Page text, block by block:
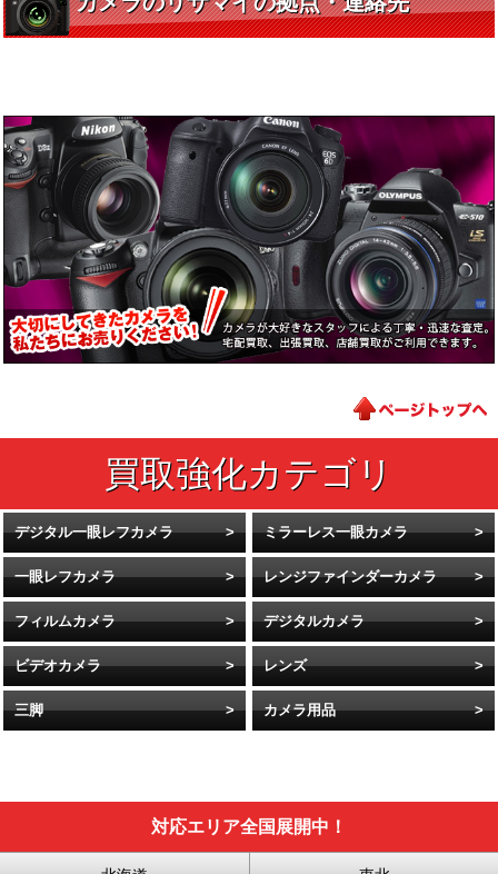
デジタル一眼レフカメラ ミラーレス一眼カメラ
一眼レフカメラ レンジファインダーカメラ
フィルムカメラ デジタルカメラ
ビデオカメラ レンズ
三脚 カメラ用品
対応エリア全国展開中！